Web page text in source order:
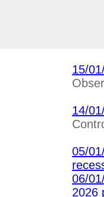
15/
14/
05/
06/
2026